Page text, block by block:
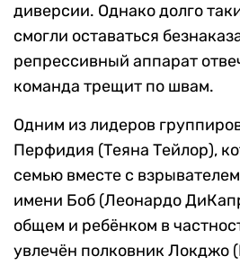
диверсии. Однако долго
смогли оставаться
репрессивный аппарат
команда трещит по швам.
Одним из лидеров
Перфидия (Теяна Тейлор),
семью вместе с
имени Боб (Леонардо
общем и ребёнком в
увлечён полковник Локджо